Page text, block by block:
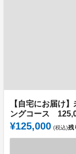
【自宅にお届け
ングコース
¥125,000 (税込)残